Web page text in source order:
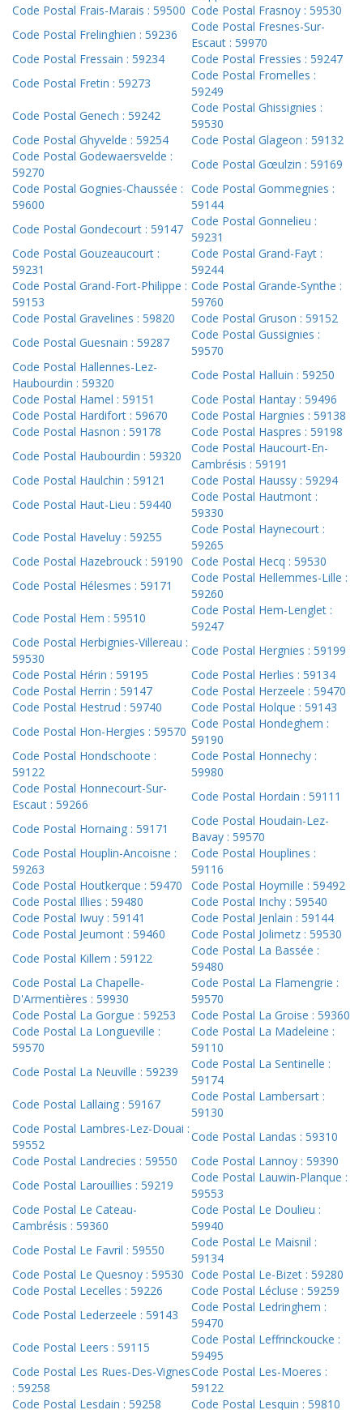
Code Postal Frais-Marais : 59500 Code Postal Frasnoy : 59530
Code Postal Frelinghien : 59236
Code Postal Fresnes-Sur-
Escaut : 59970
Code Postal Fressain : 59234
Code Postal Fressies : 59247
Code Postal Fretin : 59273
Code Postal Fromelles :
59249
Code Postal Genech : 59242
Code Postal Ghissignies :
59530
Code Postal Ghyvelde : 59254
Code Postal Glageon : 59132
Code Postal Godewaersvelde :
59270
Code Postal Gœulzin : 59169
Code Postal Gognies-Chaussée :
59600
Code Postal Gommegnies :
59144
Code Postal Gondecourt : 59147
Code Postal Gonnelieu :
59231
Code Postal Gouzeaucourt :
59231
Code Postal Grand-Fayt :
59244
Code Postal Grand-Fort-Philippe :
59153
Code Postal Grande-Synthe :
59760
Code Postal Gravelines : 59820
Code Postal Gruson : 59152
Code Postal Guesnain : 59287
Code Postal Gussignies :
59570
Code Postal Hallennes-Lez-
Haubourdin : 59320
Code Postal Halluin : 59250
Code Postal Hamel : 59151
Code Postal Hantay : 59496
Code Postal Hardifort : 59670
Code Postal Hargnies : 59138
Code Postal Hasnon : 59178
Code Postal Haspres : 59198
Code Postal Haubourdin : 59320
Code Postal Haucourt-En-
Cambrésis : 59191
Code Postal Haulchin : 59121
Code Postal Haussy : 59294
Code Postal Haut-Lieu : 59440
Code Postal Hautmont :
59330
Code Postal Haveluy : 59255
Code Postal Haynecourt :
59265
Code Postal Hazebrouck : 59190 Code Postal Hecq : 59530
Code Postal Hélesmes : 59171
Code Postal Hellemmes-Lille :
59260
Code Postal Hem : 59510
Code Postal Hem-Lenglet :
59247
Code Postal Herbignies-Villereau :
59530
Code Postal Hergnies : 59199
Code Postal Hérin : 59195
Code Postal Herlies : 59134
Code Postal Herrin : 59147
Code Postal Herzeele : 59470
Code Postal Hestrud : 59740
Code Postal Holque : 59143
Code Postal Hon-Hergies : 59570
Code Postal Hondeghem :
59190
Code Postal Hondschoote :
59122
Code Postal Honnechy :
59980
Code Postal Honnecourt-Sur-
Escaut : 59266
Code Postal Hordain : 59111
Code Postal Hornaing : 59171
Code Postal Houdain-Lez-
Bavay : 59570
Code Postal Houplin-Ancoisne :
59263
Code Postal Houplines :
59116
Code Postal Houtkerque : 59470
Code Postal Hoymille : 59492
Code Postal Illies : 59480
Code Postal Inchy : 59540
Code Postal Iwuy : 59141
Code Postal Jenlain : 59144
Code Postal Jeumont : 59460
Code Postal Jolimetz : 59530
Code Postal Killem : 59122
Code Postal La Bassée :
59480
Code Postal La Chapelle-
D'Armentières : 59930
Code Postal La Flamengrie :
59570
Code Postal La Gorgue : 59253
Code Postal La Groise : 59360
Code Postal La Longueville :
59570
Code Postal La Madeleine :
59110
Code Postal La Neuville : 59239
Code Postal La Sentinelle :
59174
Code Postal Lallaing : 59167
Code Postal Lambersart :
59130
Code Postal Lambres-Lez-Douai :
59552
Code Postal Landas : 59310
Code Postal Landrecies : 59550
Code Postal Lannoy : 59390
Code Postal Larouillies : 59219
Code Postal Lauwin-Planque :
59553
Code Postal Le Cateau-
Cambrésis : 59360
Code Postal Le Doulieu :
59940
Code Postal Le Favril : 59550
Code Postal Le Maisnil :
59134
Code Postal Le Quesnoy : 59530 Code Postal Le-Bizet : 59280
Code Postal Lecelles : 59226
Code Postal Lécluse : 59259
Code Postal Lederzeele : 59143
Code Postal Ledringhem :
59470
Code Postal Leers : 59115
Code Postal Leffrinckoucke :
59495
Code Postal Les Rues-Des-Vignes
: 59258
Code Postal Les-Moeres :
59122
Code Postal Lesdain : 59258
Code Postal Lesquin : 59810